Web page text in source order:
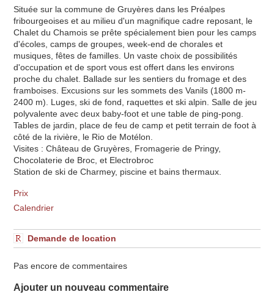
Située sur la commune de Gruyères dans les Préalpes
fribourgeoises et au milieu d'un magnifique cadre reposant, le
Chalet du Chamois se prête spécialement bien pour les camps
d'écoles, camps de groupes, week-end de chorales et
musiques, fêtes de familles. Un vaste choix de possibilités
d'occupation et de sport vous est offert dans les environs
proche du chalet. Ballade sur les sentiers du fromage et des
framboises. Excusions sur les sommets des Vanils (1800 m-
2400 m). Luges, ski de fond, raquettes et ski alpin. Salle de jeu
polyvalente avec deux baby-foot et une table de ping-pong.
Tables de jardin, place de feu de camp et petit terrain de foot à
côté de la rivière, le Rio de Motélon.
Visites : Château de Gruyères, Fromagerie de Pringy,
Chocolaterie de Broc, et Electrobroc
Station de ski de Charmey, piscine et bains thermaux.
Prix
Calendrier
Demande de location
Pas encore de commentaires
Ajouter un nouveau commentaire